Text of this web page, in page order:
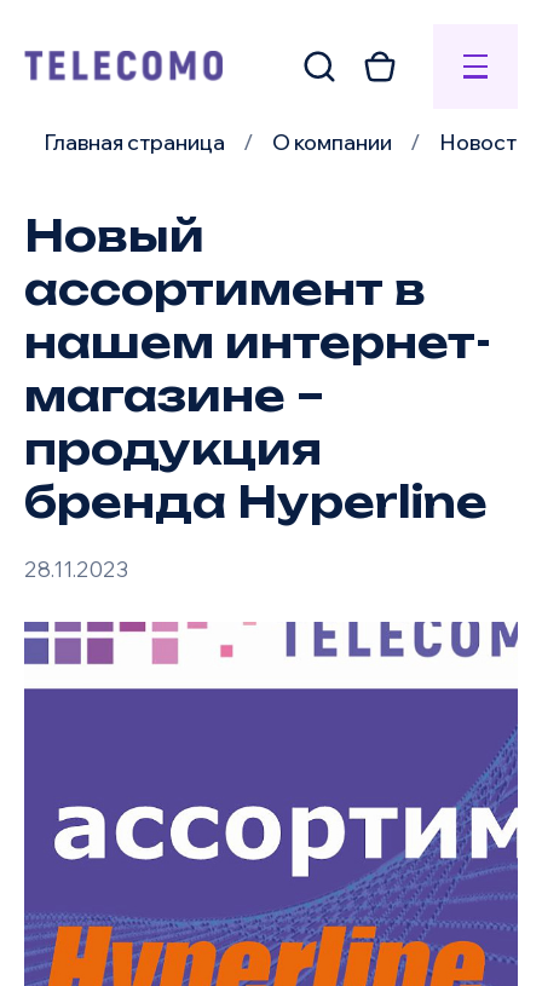
Главная страница О компании Новости
Новый
ассортимент в
нашем интернет-
магазине –
продукция
бренда Hyperline
28.11.2023